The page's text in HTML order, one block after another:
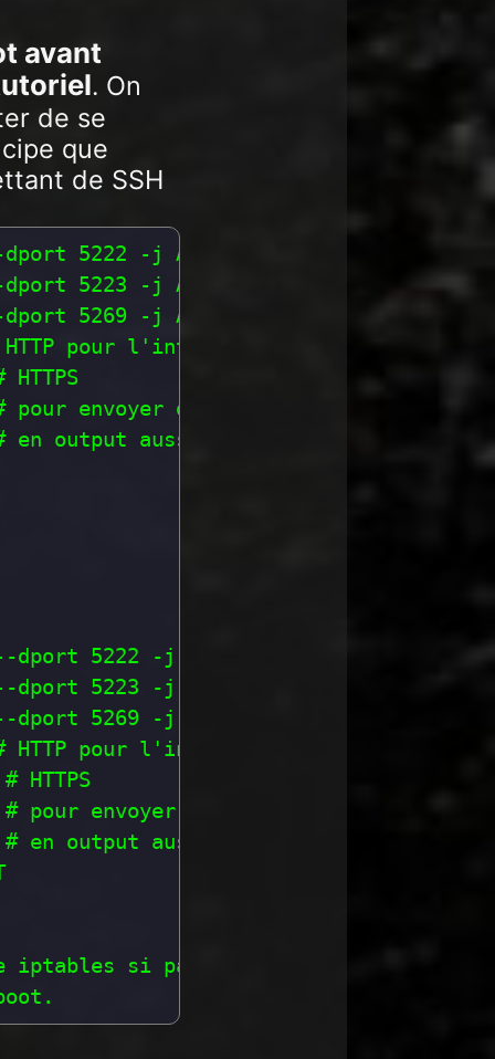
avant
. On
de se
que
de SSH
5222 -j ACCEPT # on accepte les
5223 -j ACCEPT # pareil que le
5269 -j ACCEPT # connexions
pour l'interface web
envoyer des requête DNS
en output aussi si des serveurs
5222 -j ACCEPT
5223 -j ACCEPT
5269 -j ACCEPT
pour l'interface web
pour envoyer des requête DNS
# en output aussi si des serveurs
iptables si pas